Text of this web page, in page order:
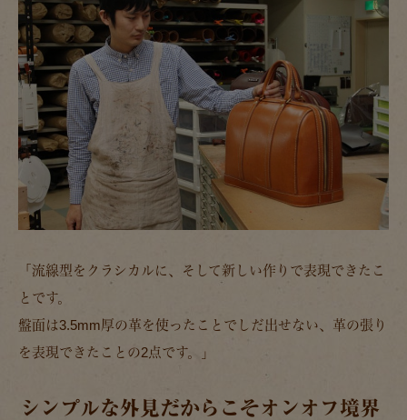
「流線型をクラシカルに、そして新しい作りで表現できたこ
とです。
盤面は3.5mm厚の革を使ったことでしだ出せない、革の張り
を表現できたことの2点です。」
シンプルな外見だからこそオンオフ境界